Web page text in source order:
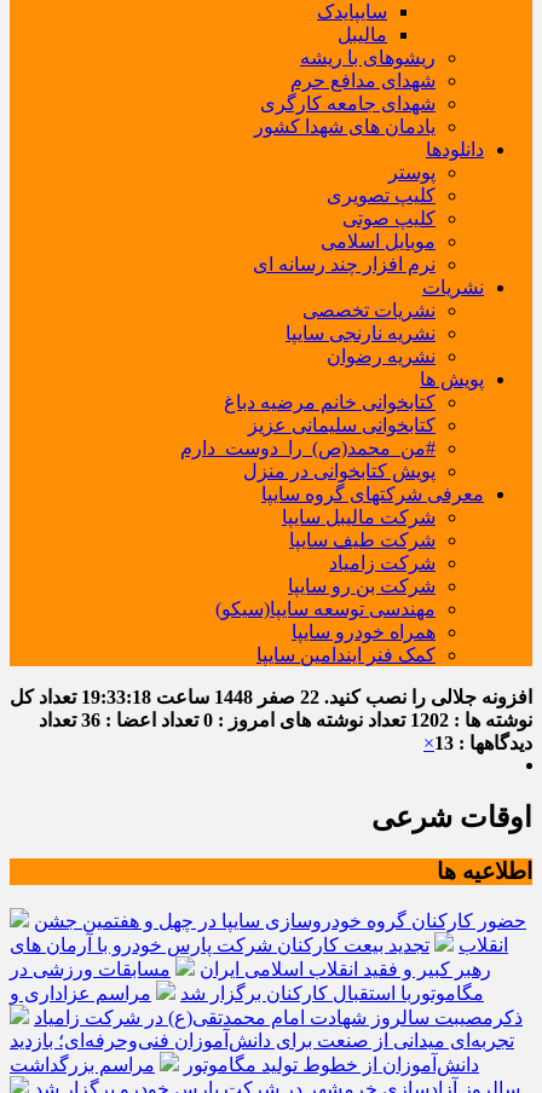
سایپایدک
مالیبل
ریشوهای با ریشه
شهدای مدافع حرم
شهدای جامعه کارگری
یادمان های شهدا کشور
دانلودها
پوستر
کلیپ تصویری
کلیپ صوتی
موبایل اسلامی
نرم افزار چند رسانه ای
نشریات
نشریات تخصصی
نشریه نارنجی سایپا
نشریه رضوان
پویش ها
کتابخوانی خانم مرضیه دباغ
کتابخوانی سلیمانی عزیز
#من_محمد(ص)_را_دوست_دارم
پویش کتابخوانی در منزل
معرفی شرکتهای گروه سایپا
شرکت مالیبل سایپا
شرکت طیف سایپا
شرکت زامیاد
شرکت بن رو سایپا
مهندسی توسعه سایپا(سیکو)
همراه خودرو سایپا
کمک فنر ایندامین سایپا
افزونه جلالی را نصب کنید. 22 صفر 1448 ساعت 19:33:18 تعداد کل
نوشته ها : 1202
تعداد نوشته های امروز : 0 تعداد اعضا : 36
تعداد
دیدگاهها : 13
×
اوقات شرعی
اطلاعیه ها
حضور کارکنان گروه خودروسازی سایپا در چهل و هفتمین جشن
انقلاب
تجدید بیعت کارکنان شرکت پارس خودرو با آرمان های
رهبر کبیر و فقید انقلاب اسلامی ایران
مسابقات ورزشی در
مگاموتوربا استقبال کارکنان برگزار شد
مراسم عزاداری و
ذکرمصیبت سالروز شهادت امام محمدتقی(ع) در شرکت زامیاد
تجربه‌ای میدانی از صنعت برای دانش‌آموزان فنی‌وحرفه‌ای؛ بازدید
دانش‌آموزان از خطوط تولید مگاموتور
مراسم بزرگداشت
سالروز آزادسازی خرمشهر در شرکت پارس خودرو برگزار شد